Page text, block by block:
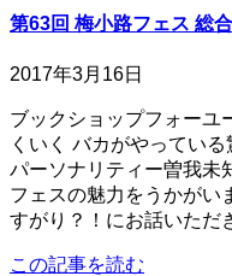
第63回 梅小路フェス 総
2017年3月16日
ブックショップフォーユ
くいく バカがやってい
パーソナリティー曽我未
フェスの魅力をうかがい
すがり？！にお話いただ
この記事を読む